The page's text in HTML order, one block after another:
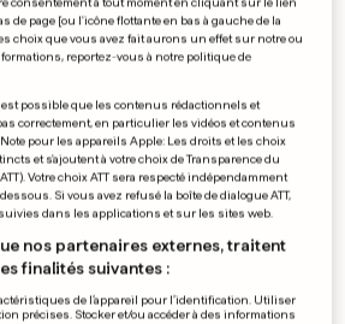
américaine va
6
ALERTE EN FRANCE
Le père des enfants avoue
avoir tué la mère
0
de page [ou l'icône flottante en bas à gauche de la
choix que vous avez fait aurons un effet sur notre ou
reportez-vous à notre politique de
possible que les contenus rédactionnels et
correctement, en particulier les vidéos et contenus
pour les appareils Apple: Les droits et les choix
et s'ajoutent à votre choix de Transparence du
Votre choix ATT sera respecté indépendamment
Si vous avez refusé la boîte de dialogue ATT,
dans les applications et sur les sites web.
nos partenaires externes, traitent
finalités suivantes :
de l’appareil pour l’identification. Utiliser
précises. Stocker et/ou accéder à des informations